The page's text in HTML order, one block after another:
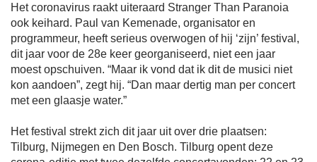
Het coronavirus raakt uiteraard Stranger Than Paranoia
ook keihard. Paul van Kemenade, organisator en
programmeur, heeft serieus overwogen of hij ‘zijn’ festival,
dit jaar voor de 28e keer georganiseerd, niet een jaar
moest opschuiven. “Maar ik vond dat ik dit de musici niet
kon aandoen”, zegt hij. “Dan maar dertig man per concert
met een glaasje water.”
Het festival strekt zich dit jaar uit over drie plaatsen:
Tilburg, Nijmegen en Den Bosch. Tilburg opent deze